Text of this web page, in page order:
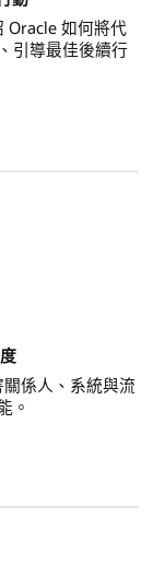
Oracle 如何將代
引導最佳後續行
係人、系統與流
。